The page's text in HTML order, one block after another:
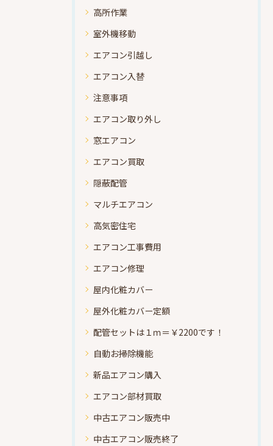
高所作業
室外機移動
エアコン引越し
エアコン入替
注意事項
エアコン取り外し
窓エアコン
エアコン買取
隠蔽配管
マルチエアコン
高気密住宅
エアコン工事費用
エアコン修理
屋内化粧カバー
屋外化粧カバー定額
配管セットは１ｍ＝￥2200です！
自動お掃除機能
新品エアコン購入
エアコン部材買取
中古エアコン販売中
中古エアコン販売終了